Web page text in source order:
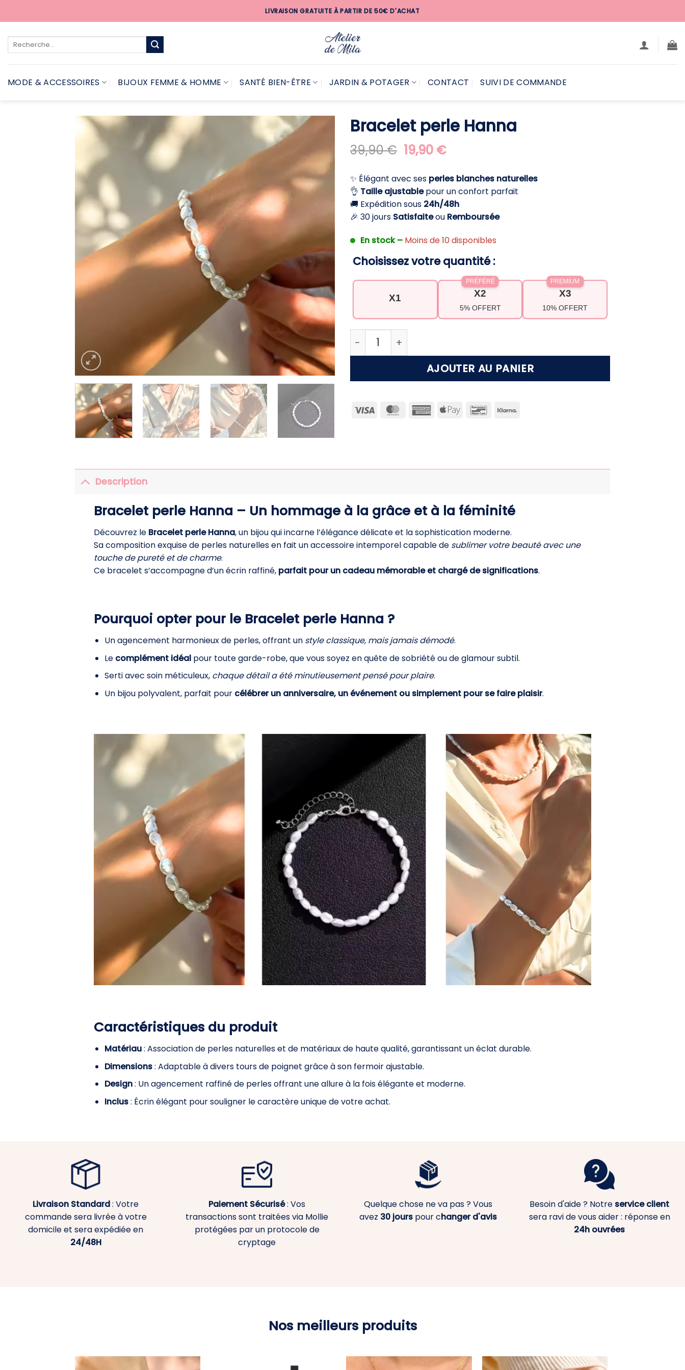
LIVRAISON GRATUITE À PARTIR DE 50€ D'ACHAT
Recherche
MODE & ACCESSOIRES BIJOUX FEMME & HOMME SANTÉ BIEN-ÊTRE JARDIN & POTAGER CONTACT SUIVI DE COMMANDE
Bracelet perle Hanna
39,90€ Le
prix
initial
était :
39,90 €.
19,90 €Le
actuel
est :
19,90 €.
✨ Élégant avec ses perles blanches naturelles
👌 Taille ajustablepour un confort parfait
🚚 Expédition sous 24h/48h
🎉 30 jours Satisfaiteou Remboursée
En stock – Moins de 10 disponibles
Choisissez votre quantité :
X1 X2
5% OFFERT
PRÉFÉRÉ
X3
10% OFFERT
PREMIUM
quantité de Bracelet perle Hanna
AJOUTER AU PANIER
Visa MasterCardAmericanApple
Bancontact
Klarna
Description
Bracelet perle Hanna – Un hommage à la grâce et à la féminité
Découvrez le Bracelet perle Hanna, un bijou qui incarne l’élégance délicate et la sophistication moderne.
Sa composition exquise de perles naturelles en fait un accessoire intemporel capable de sublimer votre beauté avec une
touche de pureté et de charme.
Ce bracelet s’accompagne d’un écrin raffiné, parfait pour un cadeau mémorable et chargé de significations.
Pourquoi opter pour le Bracelet perle Hanna ?
Un agencement harmonieux de perles, offrant un style classique, mais jamais démodé.
Le complément idéalpour toute garde-robe, que vous soyez en quête de sobriété ou de glamour subtil.
Serti avec soin méticuleux, chaque détail a été minutieusement pensé pour plaire.
Un bijou polyvalent, parfait pour célébrer un anniversaire, un événement ou simplement pour se faire plaisir.
Caractéristiques du produit
Matériau: Association de perles naturelles et de matériaux de haute qualité, garantissant un éclat durable.
Dimensions: Adaptable à divers tours de poignet grâce à son fermoir ajustable.
Design: Un agencement raffiné de perles offrant une allure à la fois élégante et moderne.
Inclus: Écrin élégant pour souligner le caractère unique de votre achat.
Livraison Standard: Votre
commande sera livrée à votre
domicile et sera expédiée en
24/48H
Paiement Sécurisé: Vos
transactions sont traitées via Mollie
protégées par un protocole de
cryptage
Quelque chose ne va pas ? Vous
avez 30 jours pour changer d'avis
Besoin d'aide ? Notre service client
sera ravi de vous aider : réponse en
24h ouvrées
Nos meilleurs produits